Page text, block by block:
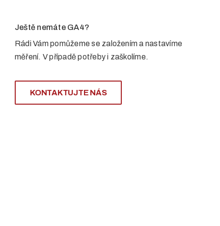
Ještě nemáte GA4?
Rádi Vám pomůžeme se založením a nastavíme
měření. V případě potřeby i zaškolíme.
KONTAKTUJTE NÁS